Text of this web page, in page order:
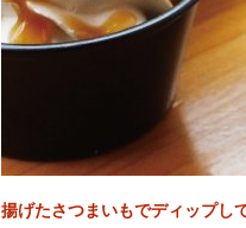
揚げたさつまいもでディップし